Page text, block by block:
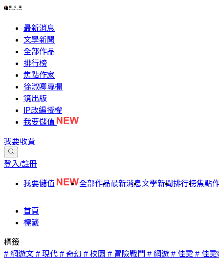
最新消息
文學新聞
全部作品
排行榜
焦點作家
徐淑卿專欄
鏡出版
IP改編授權
我要儲值
我要收費
登入/註冊
我要儲值 全部作品最新消息文學新聞排行榜焦點
首頁
標籤
標籤
# 網遊文 # 現代 # 奇幻 # 校園 # 冒險戰鬥 # 網遊 # 佳霏 # 佳霏